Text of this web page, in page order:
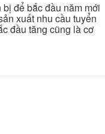
để bắc đầu năm mới
xuất nhu cầu tuyển
đầu tăng cũng là cơ